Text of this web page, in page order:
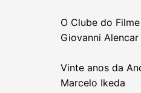
O Clube do
Giovanni
Vinte anos da
Marcelo Ikeda